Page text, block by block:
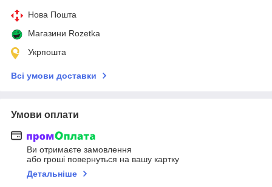
Нова Пошта
Магазини Rozetka
Укрпошта
Всі умови доставки
Умови оплати
Ви отримаєте замовлення
або гроші повернуться на вашу картку
Детальніше